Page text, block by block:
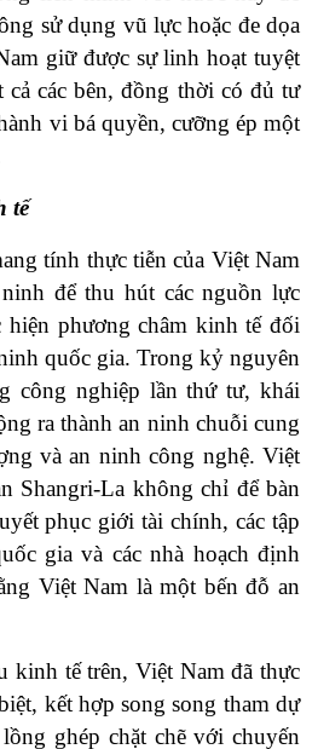
sử dụng vũ lực hoặc đe dọa
giữ được sự linh hoạt tuyệt
các bên, đồng thời có đủ tư
vi bá quyền, cưỡng ép một
tế
tính thực tiễn của Việt Nam
để thu hút các nguồn lực
hiện phương châm kinh tế đối
quốc gia. Trong kỷ nguyên
công nghiệp lần thứ tư, khái
ra thành an ninh chuỗi cung
và an ninh công nghệ. Việt
Shangri-La không chỉ để bàn
phục giới tài chính, các tập
gia và các nhà hoạch định
Việt Nam là một bến đỗ an
kinh tế trên, Việt Nam đã thực
kết hợp song song tham dự
ghép chặt chẽ với chuyến